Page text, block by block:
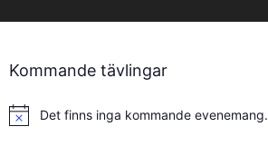
Kommande tävlingar
Notis Det finns inga kommande evenemang.